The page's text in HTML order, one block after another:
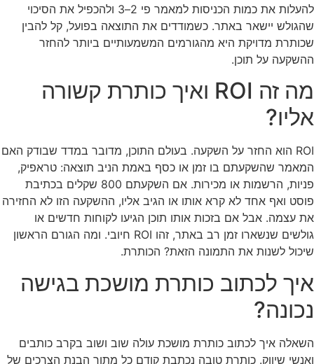
להעלות את כמות הכניסות למאמר פי 2–3 ולהכפיל את הסיכוי
שהגולש יישאר באתר. כשמודדים את התוצאה בפועל, קל להבין
שכותרת מדויקת היא מהגורמים המשמעותיים ביותר להחזר
ההשקעה על תוכן.
מה זה ROI ואיך כותרת קשורה
אליו?
ROI הוא החזר על השקעה. בעולם התוכן, מדובר במדד שבודק האם
המאמר שהשקעתם בו זמן או כסף באמת הניב תוצאה: טראפיק,
פניות, הרשמות או מכירות. אם השקעתם 800 שקלים בכתיבת
פוסט ואף אחד לא קרא אותו או הגיב אליו, ההשקעה הזו לא החזירה
את עצמה. אבל אם בזכות אותו תוכן הגיעו לקוחות חדשים או
גולשים שנשארו זמן רב באתר, זהו ROI חיובי. ומה הגורם הראשון
שיכול לשנות את התמונה הזאת? הכותרת.
איך לכתוב כותרת מושכת בגישה
נכונה?
השאלה איך לכתוב כותרת מושכת עולה שוב ושוב בקרב כותבים
ואנשי שיווק. כותרת טובה נכתבת קודם כל מתוך הבנת הצרכים של